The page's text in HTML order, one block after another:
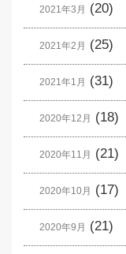
2021年3月 (20)
2021年2月 (25)
2021年1月 (31)
2020年12月 (18)
2020年11月 (21)
2020年10月 (17)
2020年9月 (21)